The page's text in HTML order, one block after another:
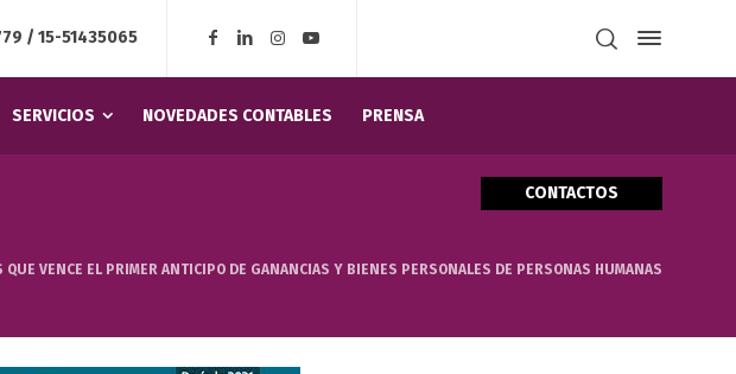
/15-51435065
SERVICIOS NOVEDADES CONTABLES PRENSA
CONTACTOS
QUE VENCE EL PRIMER ANTICIPO DE GANANCIAS Y BIENES PERSONALES DE PERSONAS HUMANAS